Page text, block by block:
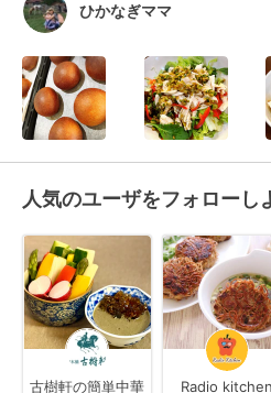
ひかなぎママ
人気のユーザをフォローし
古樹軒の簡単中華
Radio kitchen